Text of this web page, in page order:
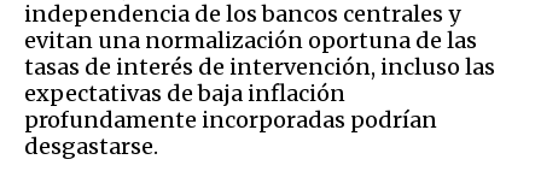
independencia de los bancos centrales y
evitan una normalización oportuna de las
tasas de interés de intervención, incluso las
expectativas de baja inflación
profundamente incorporadas podrían
desgastarse.